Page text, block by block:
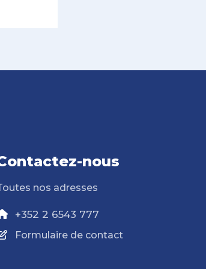
nous
nos adresses
+352 2 6543 777
Formulaire de contact